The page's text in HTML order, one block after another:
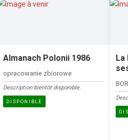
Almanach Polonii 1986
opracowanie zbiorowe
Description bientôt disponible.
DISPONIBLE
La